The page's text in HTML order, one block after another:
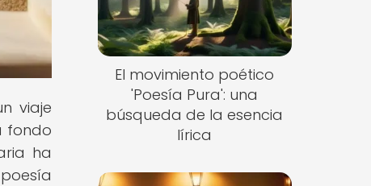
viaje
fondo
ha
El movimiento poético
'Poesía Pura': una
búsqueda de la esencia
lírica